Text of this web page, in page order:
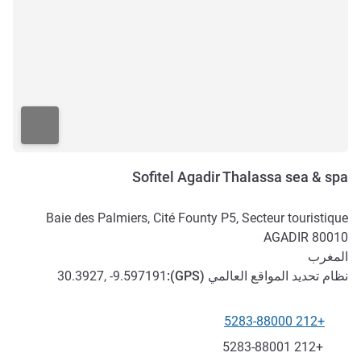
Sofitel Agadir Thalassa sea & spa
Baie des Palmiers, Cité Founty P5, Secteur touristique
80010
AGADIR
المغرب
نظام تحديد المواقع العالمي (GPS
):
30.3927, -9.597191
الهاتف
+212 5283-88000
فاكس
+212 5283-88001